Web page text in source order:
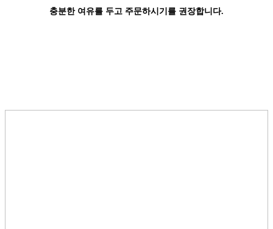
충분한 여유를 두고 주문하시기를 권장합니다.